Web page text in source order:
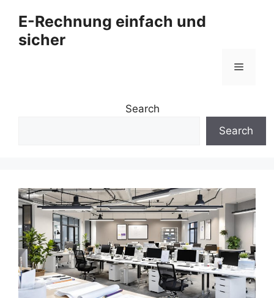
Inhalt
springen
E-Rechnung einfach und
sicher
Menü
Search
Search